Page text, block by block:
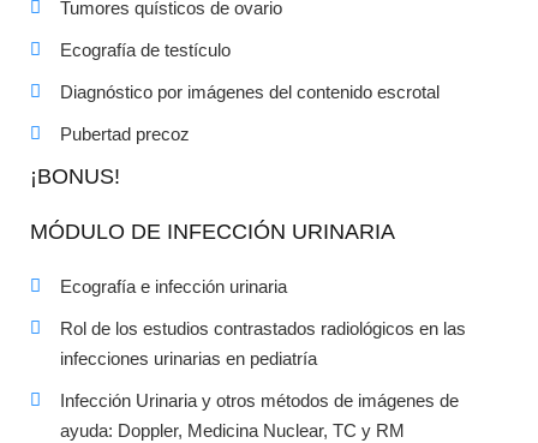
Tumores quísticos de ovario
Ecografía de testículo
Diagnóstico por imágenes del contenido escrotal
Pubertad precoz
¡BONUS!
MÓDULO DE INFECCIÓN URINARIA
Ecografía e infección urinaria
Rol de los estudios contrastados radiológicos en las
infecciones urinarias en pediatría
Infección Urinaria y otros métodos de imágenes de
ayuda: Doppler, Medicina Nuclear, TC y RM